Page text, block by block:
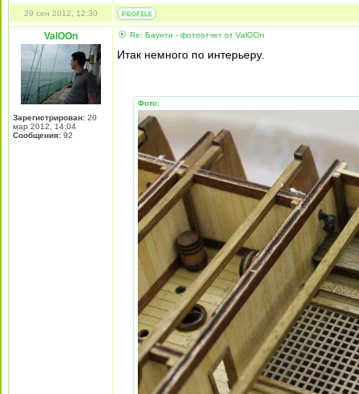
29 сен 2012, 12:30
ValOOn
Зарегистрирован: 20
мар 2012, 14:04
Сообщения: 92
Re: Баунти - фотоотчет от ValOOn
Итак немного по интерьеру.
Фото: